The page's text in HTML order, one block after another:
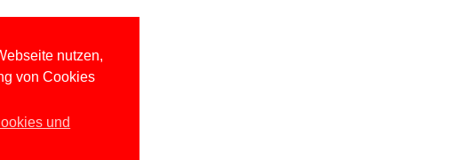
nutzen,
von Cookies
und